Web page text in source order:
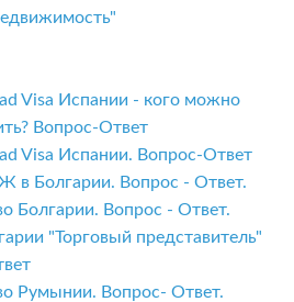
Visa Испании - кого можно
Вопрос-Ответ
Visa Испании. Вопрос-Ответ
Болгарии. Вопрос - Ответ.
Болгарии. Вопрос - Ответ.
"Торговый представитель"
Румынии. Вопрос- Ответ.